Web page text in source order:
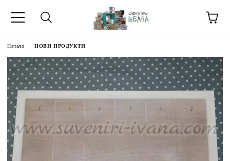
ЗА
Начало НОВИ ПРОДУКТИ